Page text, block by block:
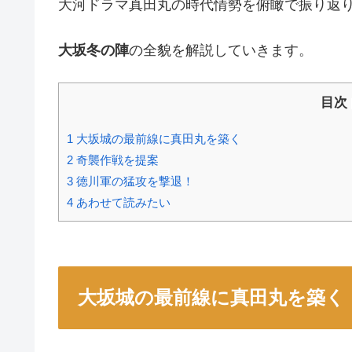
大河ドラマ真田丸の時代情勢を俯瞰で振り返り
大坂冬の陣の全貌を解説していきます。
目次
1 大坂城の最前線に真田丸を築く
2 奇襲作戦を提案
3 徳川軍の猛攻を撃退！
4 あわせて読みたい
大坂城の最前線に真田丸を築く